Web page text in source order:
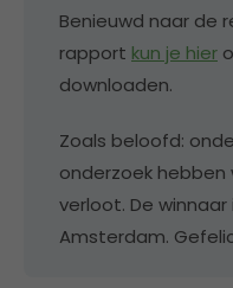
Benieuwd naar de
rapport kun je hier
downloaden.
Zoals beloofd:
onderzoek hebben
verloot. De winnaar
Amsterdam.